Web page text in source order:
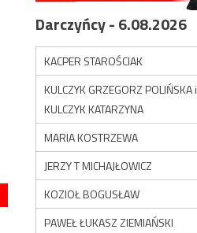
Darczyńcy - 6.08.2026
KACPER STAROŚCIAK
KULCZYK GRZEGORZ POLIŃSKA i
KULCZYK KATARZYNA
MARIA KOSTRZEWA
JERZY T MICHAJŁOWICZ
KOZIOŁ BOGUSŁAW
PAWEŁ ŁUKASZ ZIEMIAŃSKI